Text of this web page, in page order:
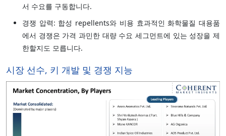
서 수요를 구동합니다.
경쟁 압력: 합성 repellents와 비용 효과적인 화학물질 대용품
에서 경쟁은 가격 과민한 대량 수요 세그먼트에 있는 성장을 제
한할지도 모릅니다.
시장 선수, 키 개발 및 경쟁 지능